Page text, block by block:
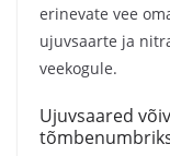
erinevate vee
ujuvsaarte ja
veekogule.
Ujuvsaared